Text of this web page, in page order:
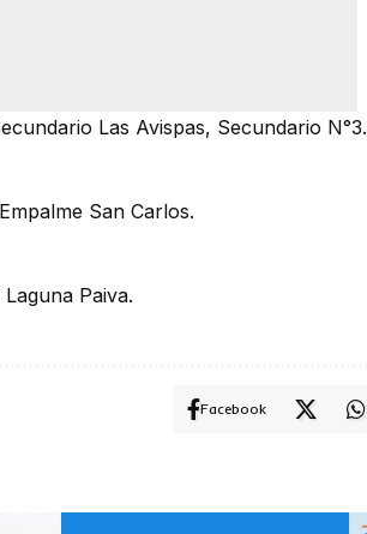
Las Avispas, Secundario N°3.
San Carlos.
Paiva.
Facebook